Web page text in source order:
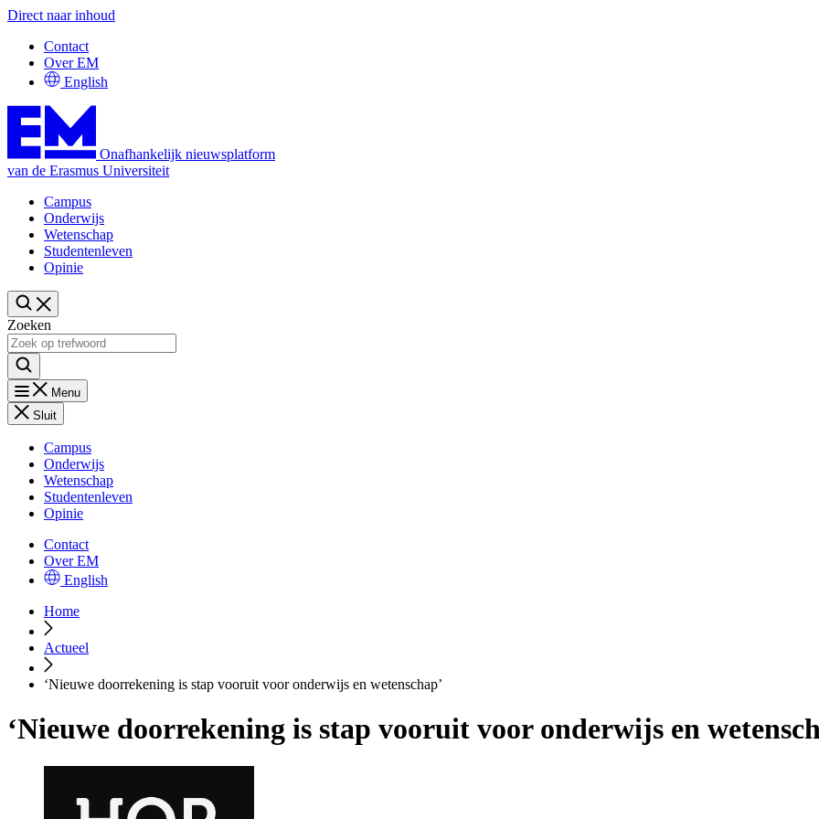
Direct naar inhoud
Contact
Over EM
English
Onafhankelijk nieuwsplatform
van de Erasmus Universiteit
Campus
Onderwijs
Wetenschap
Studentenleven
Opinie
Zoeken
Menu
Sluit
Campus
Onderwijs
Wetenschap
Studentenleven
Opinie
Contact
Over EM
English
Home
Actueel
‘Nieuwe doorrekening is stap vooruit voor onderwijs en wetenschap’
‘Nieuwe doorrekening is stap vooruit voor onderwijs en